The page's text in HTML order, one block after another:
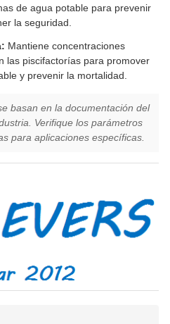
de agua potable para prevenir
la seguridad.
Mantiene concentraciones
las piscifactorías para promover
y prevenir la mortalidad.
basan en la documentación del
Verifique los parámetros
para aplicaciones específicas.